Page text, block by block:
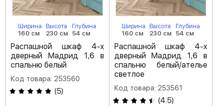
Ширина
160 см
Высота
230 см
Глубина
54 см
Распашной шкаф 4-х
дверный Мадрид 1,6 в
спальню белый
Код товара: 253560
(5)
Ширина
160 см
Высота
230 см
Глубина
54 см
Распашной шкаф 4-х
дверный Мадрид 1,6 в
спальню белый/ателье
светлое
Код товара: 253561
(4.5)